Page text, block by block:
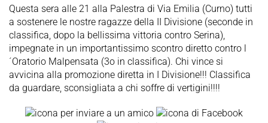
Questa sera alle 21 alla Palestra di Via Emilia (Curno) tutti
a sostenere le nostre ragazze della II Divisione (seconde in
classifica, dopo la bellissima vittoria contro Serina),
impegnate in un importantissimo scontro diretto contro l
´Oratorio Malpensata (3o in classifica). Chi vince si
avvicina alla promozione diretta in I Divisione!!! Classifica
da guardare, sconsigliata a chi soffre di vertigini!!!!